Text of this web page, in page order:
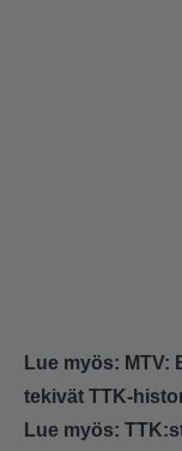
Lue myös: MTV:
tekivät TTK-
Lue myös: